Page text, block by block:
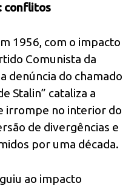
conflitos
1956, com o impacto
Comunista da
denúncia do chamado
Stalin” cataliza a
irrompe no interior do
de divergências e
por uma década.
ao impacto